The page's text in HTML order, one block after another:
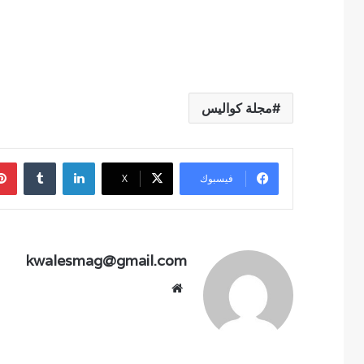
مجلة كواليس
فيسبوك ‫X
لينكدإن
kwalesmag@gmail.com